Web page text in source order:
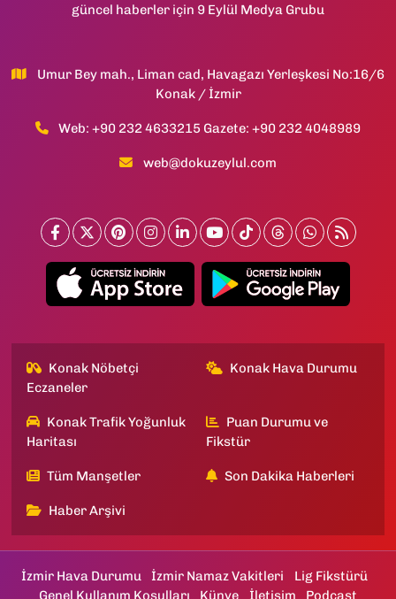
güncel haberler için 9 Eylül Medya Grubu
Umur Bey mah., Liman cad, Havagazı Yerleşkesi No:16/6
Konak / İzmir
Web: +90 232 4633215 Gazete: +90 232 4048989
web@dokuzeylul.com
Konak Nöbetçi
Eczaneler
Konak Hava Durumu
Konak Trafik Yoğunluk
Haritası
Puan Durumu ve
Fikstür
Tüm Manşetler Son Dakika Haberleri
Haber Arşivi
İzmir Hava Durumu İzmir Namaz Vakitleri
Lig Fikstürü
Genel Kullanım Koşulları
Künye İletişim Podcast